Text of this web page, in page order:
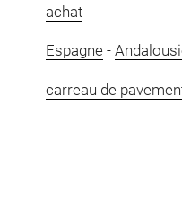
achat
Espagne-
carreau de